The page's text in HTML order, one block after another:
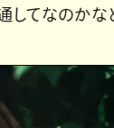
してなのかな